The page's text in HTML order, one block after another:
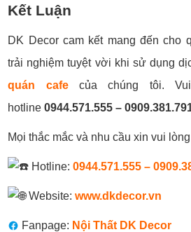
Kết Luận
DK Decor cam kết mang đến cho
trải nghiệm tuyệt vời khi sử dụng
quán cafecủa chúng tôi.
hotline0944.571.555 –
Mọi thắc mắc và nhu cầu xin vui
Hotline:0944.571.555 –
Website: www.dkdecor.vn
Fanpage: Nội Thất DK Decor